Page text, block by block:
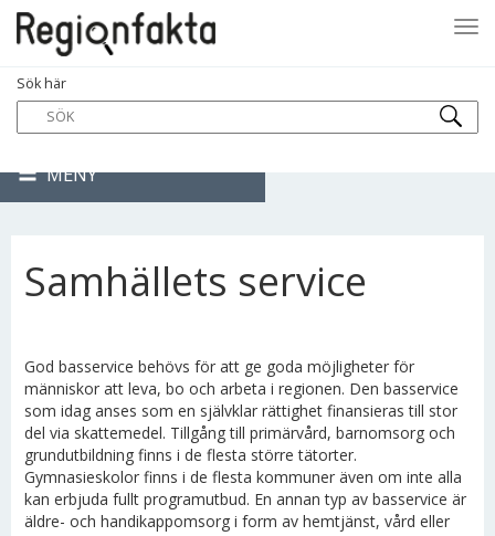
Sök här
MENY
Samhällets service
God basservice behövs för att ge goda möjligheter för
människor att leva, bo och arbeta i regionen. Den basservice
som idag anses som en självklar rättighet finansieras till stor
del via skattemedel. Tillgång till primärvård, barnomsorg och
grundutbildning finns i de flesta större tätorter.
Gymnasieskolor finns i de flesta kommuner även om inte alla
kan erbjuda fullt programutbud. En annan typ av basservice är
äldre- och handikappomsorg i form av hemtjänst, vård eller